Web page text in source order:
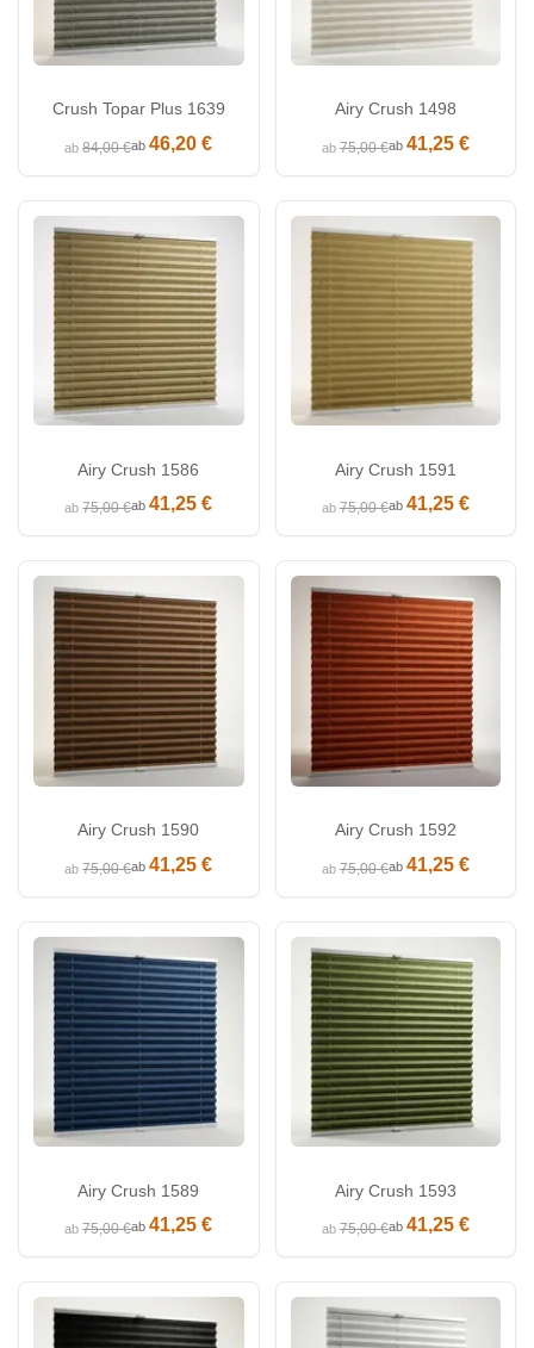
Crush Topar Plus 1639
ab84,00 €ab46,20 €
Airy Crush 1498
ab75,00 €ab 41,25 €
Airy Crush 1586
ab75,00 €ab41,25 €
Airy Crush 1591
ab75,00 €ab 41,25 €
Airy Crush 1590
ab75,00 €ab41,25 €
Airy Crush 1592
ab75,00 €ab 41,25 €
Airy Crush 1589
ab75,00 €ab41,25 €
Airy Crush 1593
ab75,00 €ab 41,25 €